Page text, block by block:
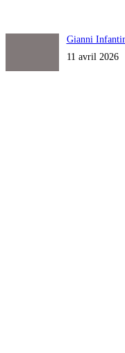
Gianni
11 avril 2026